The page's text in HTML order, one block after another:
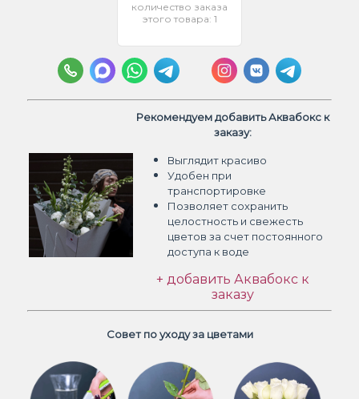
количество заказа
этого товара: 1
Рекомендуем добавить Аквабокс к
заказу:
Выглядит красиво
Удобен при
транспортировке
Позволяет сохранить
целостность и свежесть
цветов за счет постоянного
доступа к воде
+ добавить Аквабокс к
заказу
Совет по уходу за цветами